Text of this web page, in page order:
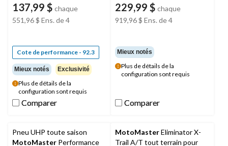
137,99 $ chaque
551,96 $ Ens. de 4
Cote de performance - 92.3
Mieux notés Exclusivité
Plus de détails de la
configuration sont requis
Comparer
Comparer
229,99 $ chaque
919,96 $ Ens. de 4
Mieux notés
Plus de détails de la
configuration sont requis
Comparer
Comparer
Pneu UHP toute saison
MotoMaster Performance
MotoMasterEliminator X-
Trail A/T tout terrain pour